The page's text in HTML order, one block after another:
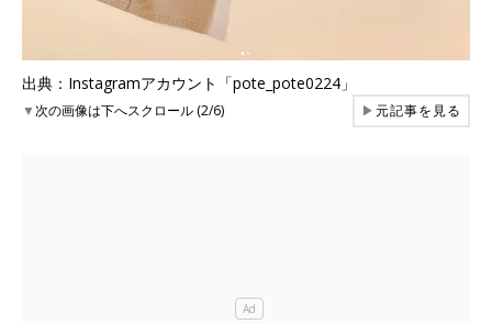
出典：Instagramアカウント「pote_pote0224」
▼次の画像は下へスクロール (2/6) ▶元記事を見る